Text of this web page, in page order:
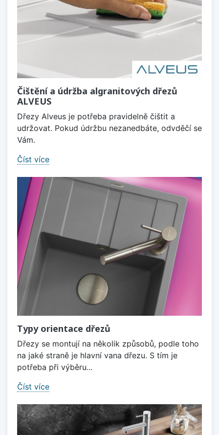
Čištění a údržba algranitových dřezů
ALVEUS
Dřezy Alveus je potřeba pravidelně čištit a
udržovat. Pokud údržbu nezanedbáte, odvděčí se
Vám.
Číst více
Typy orientace dřezů
Dřezy se montují na několik způsobů, podle toho
na jaké straně je hlavní vana dřezu. S tím je
potřeba při výběru...
Číst více